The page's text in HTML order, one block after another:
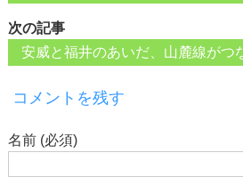
次の記事
安威と福井のあいだ、山麓線がつ
コメントを残す
名前 (必須)